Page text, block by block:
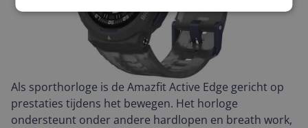
Als sporthorloge is de Amazfit Active Edge gericht op
prestaties tijdens het bewegen. Het horloge
ondersteunt onder andere hardlopen en breath work,